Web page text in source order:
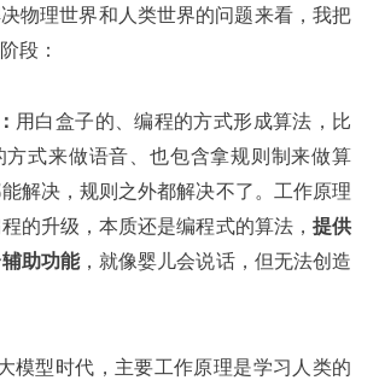
物理世界和人类世界的问题来看，我把
段：
用白盒子的、编程的方式形成算法，比
式来做语音、也包含拿规则制来做算
解决，规则之外都解决不了。工作原理
的升级，本质还是编程式的算法， 提供
助功能，就像婴儿会说话，但无法创造
模型时代，主要工作原理是学习人类的